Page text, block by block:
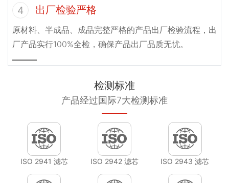
4 出厂检验严格
原材料、半成品、成品完整严格的产品出厂检验流程，出
厂产品实行100%全检，确保产品出厂品质无忧。
检测标准
产品经过国际7大检测标准
ISO 2941 滤芯 ISO 2942 滤芯 ISO 2943 滤芯